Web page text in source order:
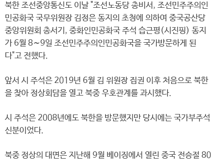
북한 조선중앙통신도 이날 "조선노동당 총비서, 조선민주주의인
민공화국 국무위원장 김정은 동지의 초청에 의하여 중국공산당
중앙위원회 총서기, 중화인민공화국 주석 습근평(시진핑) 동지
가 6월 8∼9일 조선민주주의인민공화국을 국가방문하게 된
다"고 전했다.
앞서 시 주석은 2019년 6월 김 위원장 집권 이후 처음으로 북한
을 찾아 정상회담을 열고 북중 우호관계를 과시했다.
시 주석은 2008년에도 북한을 방문했지만 당시에는 국가부주석
신분이었다.
북중 정상의 대면은 지난해 9월 베이징에서 열린 중국 전승절 80